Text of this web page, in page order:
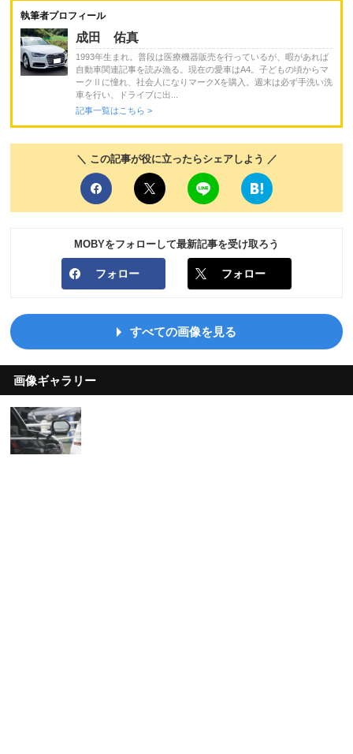
執筆者プロフィール
成田 佑真
1993年生まれ。普段は医療機器販売を行っているが、暇があれば
自動車関連記事を読み漁る。現在の愛車はA4。子どもの頃からマ
ークⅡに憧れ、社会人になりマークXを購入。週末は必ず手洗い洗
車を行い、ドライブに出...
記事一覧はこちら >
＼ この記事が役に立ったらシェアしよう ／
MOBYをフォローして最新記事を受け取ろう
フォロー フォロー
すべての画像を見る
画像ギャラリー